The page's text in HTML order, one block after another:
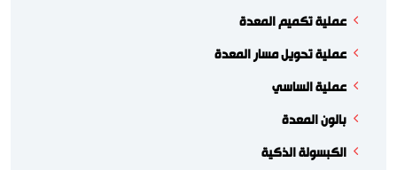
عملية تكميم المعدة
عملية تحويل مسار المعدة
عملية الساسي
بالون المعدة
الكبسولة الذكية